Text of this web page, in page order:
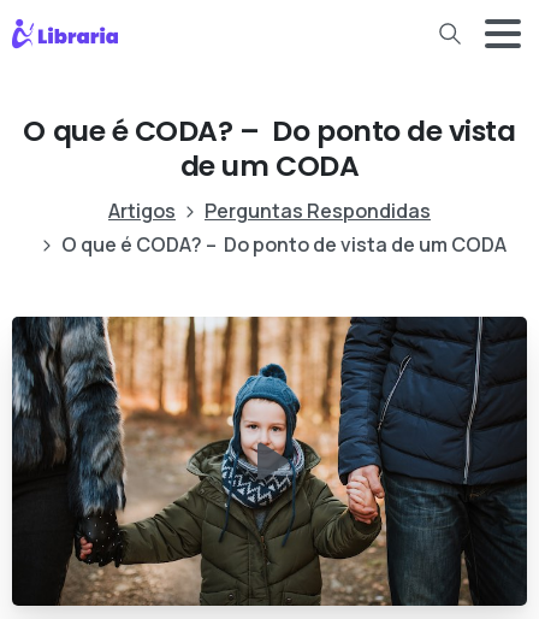
O que é CODA? – Do ponto de vista
de um CODA
Artigos
Perguntas Respondidas
O que é CODA? – Do ponto de vista de um CODA